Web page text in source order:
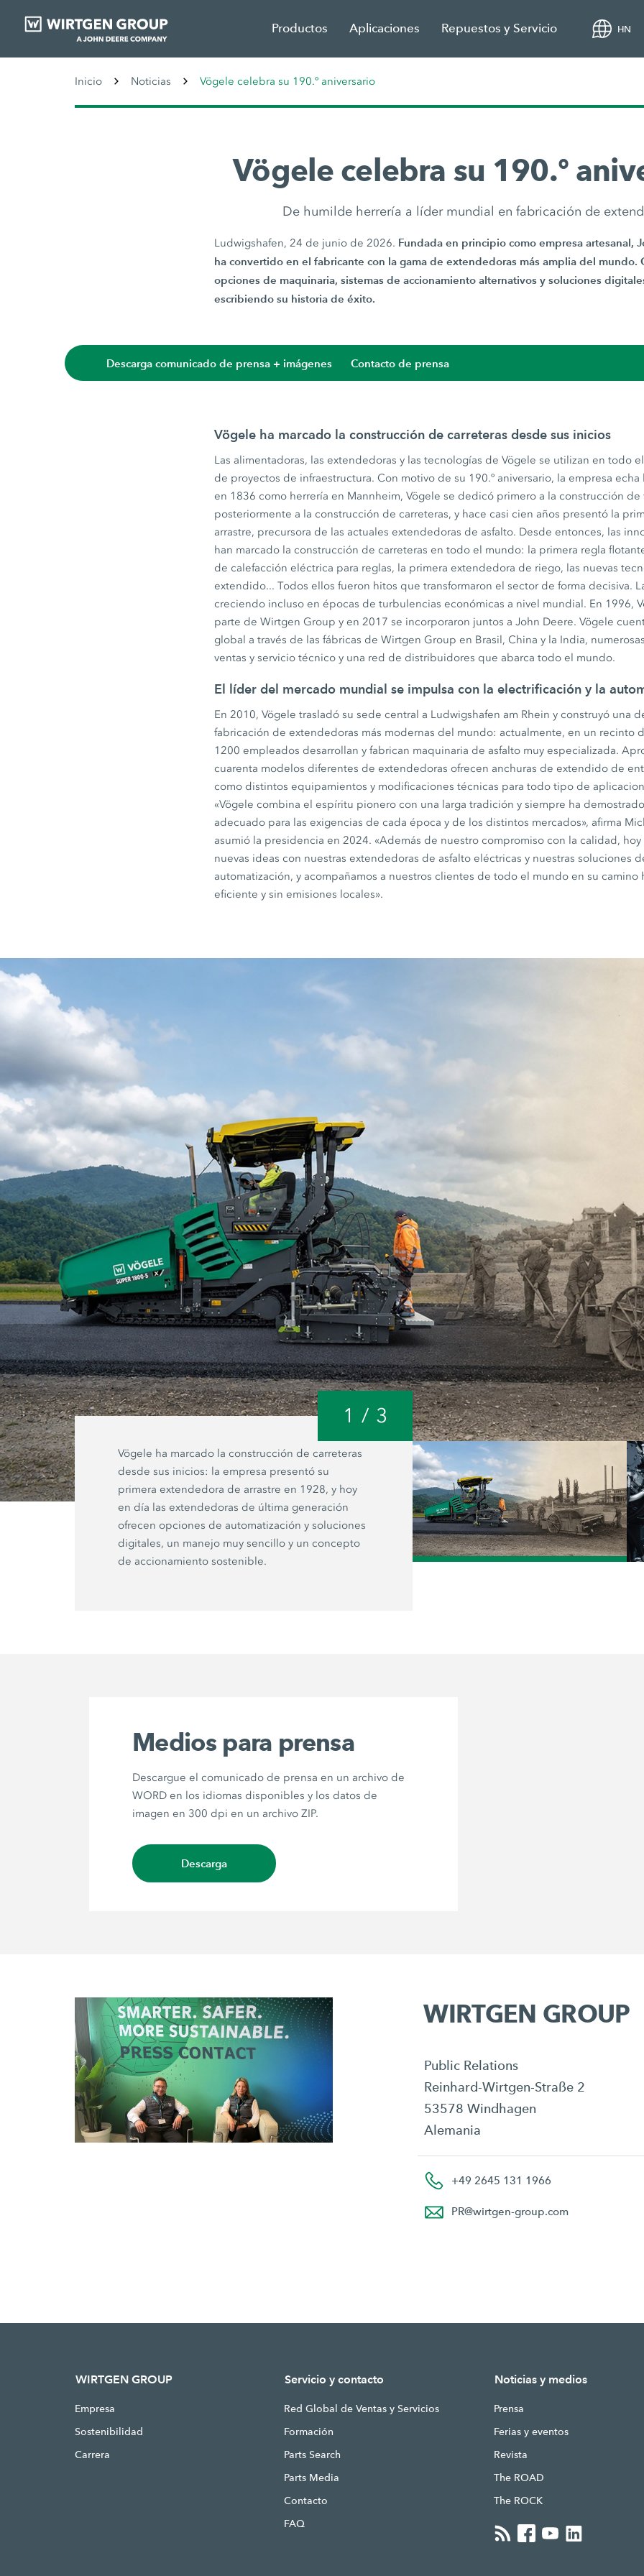
Productos Aplicaciones Repuestos y Servicio HN
Inicio Noticias Vögele celebra su 190.º aniversario
Vögele celebra su 190.º
De humilde herrería a líder mundial en fabricación de
Ludwigshafen, 24 de junio de 2026. Fundada en principio como empresa artesanal,
ha convertido en el fabricante con la gama de extendedoras más amplia del mundo.
opciones de maquinaria, sistemas de accionamiento alternativos y soluciones
escribiendo su historia de éxito.
Descarga comunicado de prensa + imágenes Contacto de prensa
Vögele ha marcado la construcción de carreteras desde sus inicios
Las alimentadoras, las extendedoras y las tecnologías de Vögele se utilizan en todo
de proyectos de infraestructura. Con motivo de su 190.º aniversario, la empresa echa
en 1836 como herrería en Mannheim, Vögele se dedicó primero a la construcción de
posteriormente a la construcción de carreteras, y hace casi cien años presentó la
arrastre, precursora de las actuales extendedoras de asfalto. Desde entonces, las
han marcado la construcción de carreteras en todo el mundo: la primera regla
de calefacción eléctrica para reglas, la primera extendedora de riego, las nuevas
extendido... Todos ellos fueron hitos que transformaron el sector de forma decisiva.
creciendo incluso en épocas de turbulencias económicas a nivel mundial. En 1996,
parte de Wirtgen Group y en 2017 se incorporaron juntos a John Deere. Vögele
global a través de las fábricas de Wirtgen Group en Brasil, China y la India,
ventas y servicio técnico y una red de distribuidores que abarca todo el mundo.
El líder del mercado mundial se impulsa con la electrificación y la
En 2010, Vögele trasladó su sede central a Ludwigshafen am Rhein y construyó una
fabricación de extendedoras más modernas del mundo: actualmente, en un recinto
1200 empleados desarrollan y fabrican maquinaria de asfalto muy especializada.
cuarenta modelos diferentes de extendedoras ofrecen anchuras de extendido de
como distintos equipamientos y modificaciones técnicas para todo tipo de
«Vögele combina el espíritu pionero con una larga tradición y siempre ha
adecuado para las exigencias de cada época y de los distintos mercados», afirma
asumió la presidencia en 2024. «Además de nuestro compromiso con la calidad,
nuevas ideas con nuestras extendedoras de asfalto eléctricas y nuestras soluciones
automatización, y acompañamos a nuestros clientes de todo el mundo en su
eficiente y sin emisiones locales».
1 / 3
Vögele ha marcado la construcción de carreteras
desde sus inicios: la empresa presentó su
primera extendedora de arrastre en 1928, y hoy
en día las extendedoras de última generación
ofrecen opciones de automatización y soluciones
digitales, un manejo muy sencillo y un concepto
de accionamiento sostenible.
Vista de la planta principal de
lo que era una humilde herrería se
en una de las plantas de fabricación
extendedoras más modernas del
/
Medios para prensa
Descargue el comunicado de prensa en un archivo de
WORD en los idiomas disponibles y los datos de
imagen en 300 dpi en un archivo ZIP.
Descarga
WIRTGEN GROUP
Public Relations
Reinhard-Wirtgen-Straße 2
53578 Windhagen
Alemania
+49 2645 131 1966
PR@wirtgen-group.com
WIRTGEN GROUP
Empresa
Sostenibilidad
Carrera
Servicio y contacto
Red Global de Ventas y Servicios
Formación
Parts Search
Parts Media
Contacto
FAQ
Noticias y medios
Prensa
Ferias y eventos
Revista
The ROAD
The ROCK